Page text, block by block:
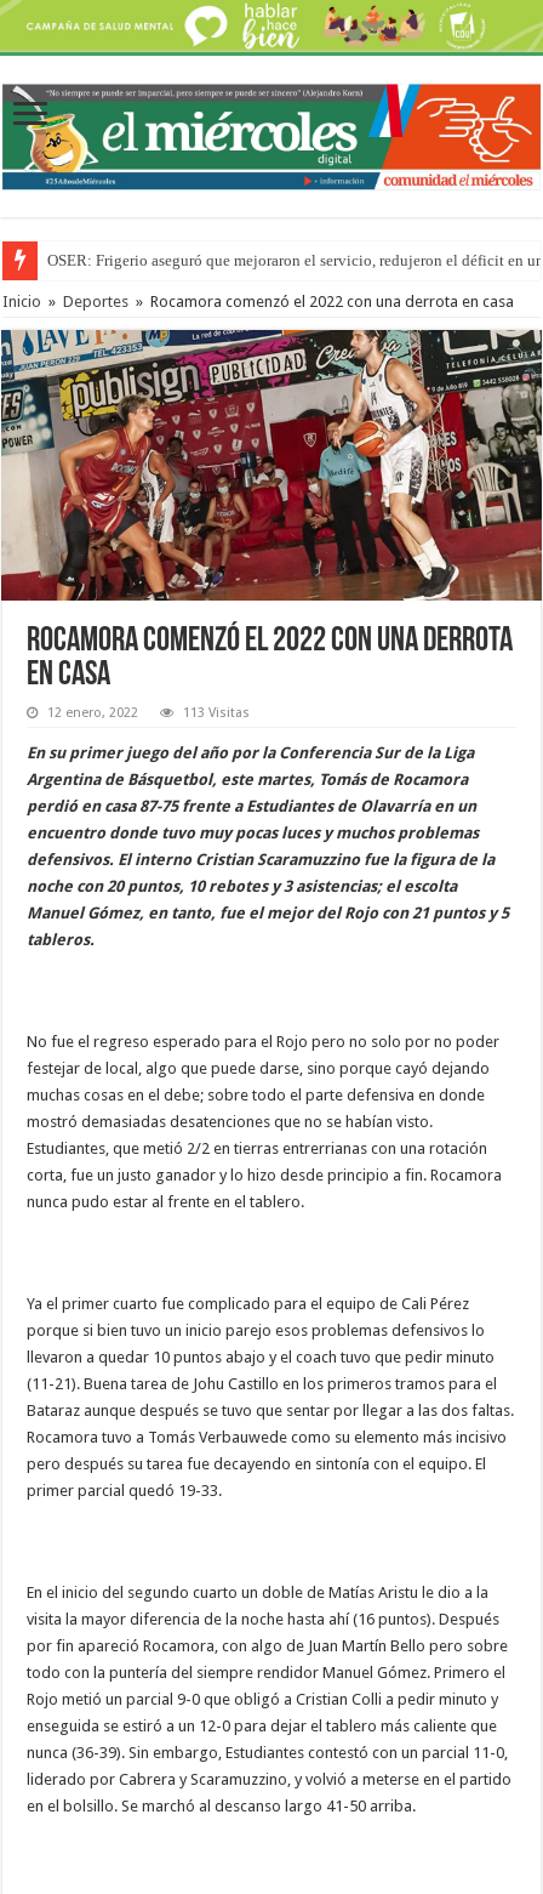
OSER: Frigerio aseguró que mejoraron el servicio, redujeron el déficit en
Inicio » Deportes » Rocamora comenzó el 2022 con una derrota en casa
Rocamora comenzó el 2022 con una derrota
en casa
12 enero, 2022 113 Visitas
En su primer juego del año por la Conferencia Sur de la Liga
Argentina de Básquetbol, este martes, Tomás de Rocamora
perdió en casa 87-75 frente a Estudiantes de Olavarría en un
encuentro donde tuvo muy pocas luces y muchos problemas
defensivos. El interno Cristian Scaramuzzino fue la figura de la
noche con 20 puntos, 10 rebotes y 3 asistencias; el escolta
Manuel Gómez, en tanto, fue el mejor del Rojo con 21 puntos y 5
tableros.
No fue el regreso esperado para el Rojo pero no solo por no poder
festejar de local, algo que puede darse, sino porque cayó dejando
muchas cosas en el debe; sobre todo el parte defensiva en donde
mostró demasiadas desatenciones que no se habían visto.
Estudiantes, que metió 2/2 en tierras entrerrianas con una rotación
corta, fue un justo ganador y lo hizo desde principio a fin. Rocamora
nunca pudo estar al frente en el tablero.
Ya el primer cuarto fue complicado para el equipo de Cali Pérez
porque si bien tuvo un inicio parejo esos problemas defensivos lo
llevaron a quedar 10 puntos abajo y el coach tuvo que pedir minuto
(11-21). Buena tarea de Johu Castillo en los primeros tramos para el
Bataraz aunque después se tuvo que sentar por llegar a las dos faltas.
Rocamora tuvo a Tomás Verbauwede como su elemento más incisivo
pero después su tarea fue decayendo en sintonía con el equipo. El
primer parcial quedó 19-33.
En el inicio del segundo cuarto un doble de Matías Aristu le dio a la
visita la mayor diferencia de la noche hasta ahí (16 puntos). Después
por fin apareció Rocamora, con algo de Juan Martín Bello pero sobre
todo con la puntería del siempre rendidor Manuel Gómez. Primero el
Rojo metió un parcial 9-0 que obligó a Cristian Colli a pedir minuto y
enseguida se estiró a un 12-0 para dejar el tablero más caliente que
nunca (36-39). Sin embargo, Estudiantes contestó con un parcial 11-0,
liderado por Cabrera y Scaramuzzino, y volvió a meterse en el partido
en el bolsillo. Se marchó al descanso largo 41-50 arriba.